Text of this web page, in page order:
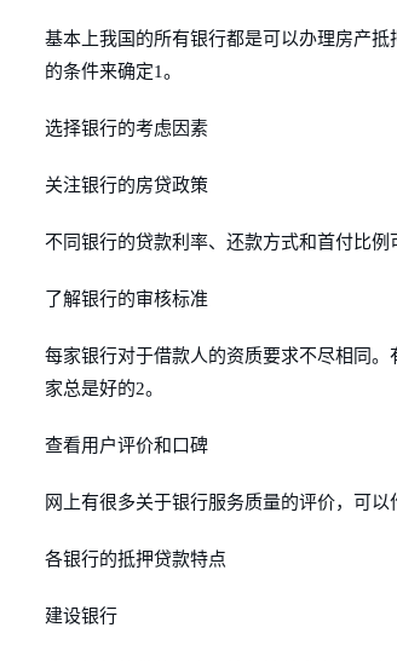
基本上我国的所有银行都是可以办理房产
的条件来确定1。
选择银行的考虑因素
关注银行的房贷政策
不同银行的贷款利率、还款方式和首付比例
了解银行的审核标准
每家银行对于借款人的资质要求不尽相同
家总是好的2。
查看用户评价和口碑
网上有很多关于银行服务质量的评价，可
各银行的抵押贷款特点
建设银行